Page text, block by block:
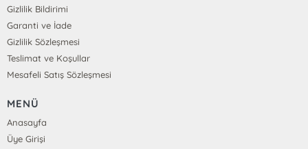
Gizlilik Bildirimi
Garanti ve İade
Gizlilik Sözleşmesi
Teslimat ve Koşullar
Mesafeli Satış Sözleşmesi
MENÜ
Anasayfa
Üye Girişi